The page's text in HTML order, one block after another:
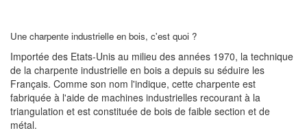
Une charpente industrielle en bois, c'est quoi ?
Importée des Etats-Unis au milieu des années 1970, la technique
de la charpente industrielle en bois a depuis su séduire les
Français. Comme son nom l'indique, cette charpente est
fabriquée à l'aide de machines industrielles recourant à la
triangulation et est constituée de bois de faible section et de
métal.